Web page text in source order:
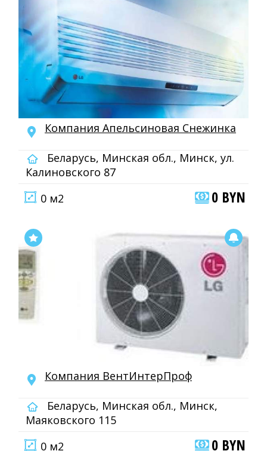
Компания Апельсиновая Снежинка
Беларусь, Минская обл., Минск, ул.
Калиновского 87
0 м2
0 BYN
Компания ВентИнтерПроф
Беларусь, Минская обл., Минск,
Маяковского 115
0 м2
0 BYN